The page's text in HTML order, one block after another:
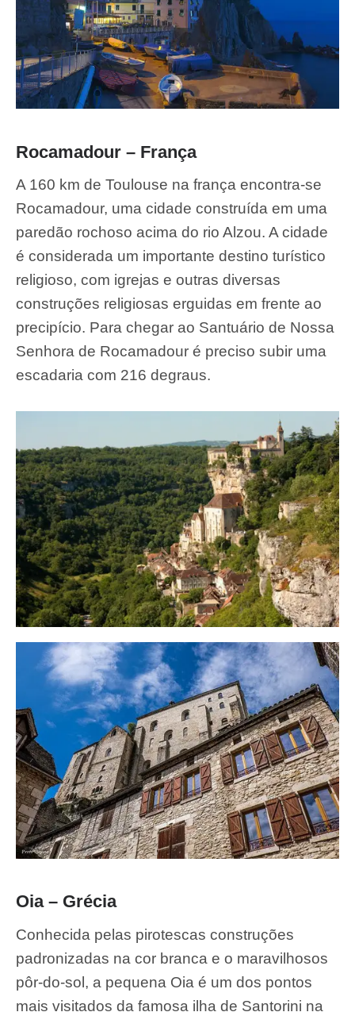
Rocamadour – França
A 160 km de Toulouse na frança encontra-se
Rocamadour, uma cidade construída em uma
paredão rochoso acima do rio Alzou. A cidade
é considerada um importante destino turístico
religioso, com igrejas e outras diversas
construções religiosas erguidas em frente ao
precipício. Para chegar ao Santuário de Nossa
Senhora de Rocamadour é preciso subir uma
escadaria com 216 degraus.
Oia – Grécia
Conhecida pelas pirotescas construções
padronizadas na cor branca e o maravilhosos
pôr-do-sol, a pequena Oia é um dos pontos
mais visitados da famosa ilha de Santorini na